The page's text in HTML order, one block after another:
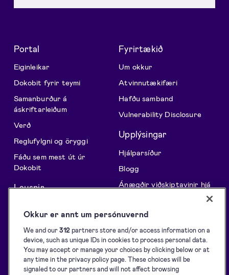
Portal
Eiginleikar
Dokobit fyrir teymi
Samanburður á
áskriftarleiðum
Verð
Reglufylgni og öryggi
Fáðu sem mest út úr
Dokobit
Lausnir
Undirritun
Auðkenning
Innsiglun
Fyrirtækið
Um okkur
Atvinnutækifæri
Hafðu samband
Vulnerability Disclosure
Upplýsingar
Hjálparsíður
Blogg
Ánægðir viðskiptavinir hjá
Fyrir forritara
Stuðningur við rafræn
skilríki
Niðurhal
Þjónustuskilmálar
Okkur er annt um persónuvernd
We and our312partners store and/or access information on a
device, such as unique IDs in cookies to process personal data.
You may accept or manage your choices by clicking below or at
any time in the privacy policy page. These choices will be
signaled to our partners and will not affect browsing